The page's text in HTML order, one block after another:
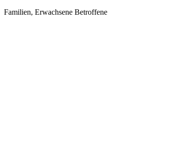
Familien, Erwachsene Betroffene